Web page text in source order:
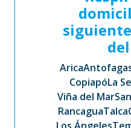
Arica
CopiapóLa
Viña del Mar
RancaguaTalca